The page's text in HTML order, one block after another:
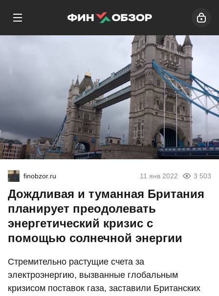
finobzor.ru 11 янв 2022 3 503
Дождливая и туманная Британия
планирует преодолевать
энергетический кризис с
помощью солнечной энергии
Стремительно растущие счета за
электроэнергию, вызванные глобальным
кризисом поставок газа, заставили Британских